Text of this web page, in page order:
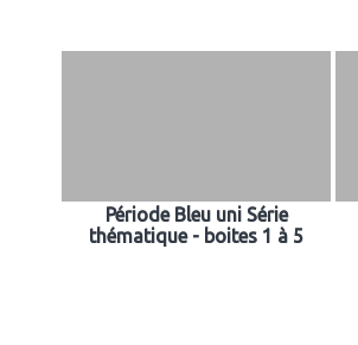
Période Bleu uni Série
thématique - boites 1 à 5